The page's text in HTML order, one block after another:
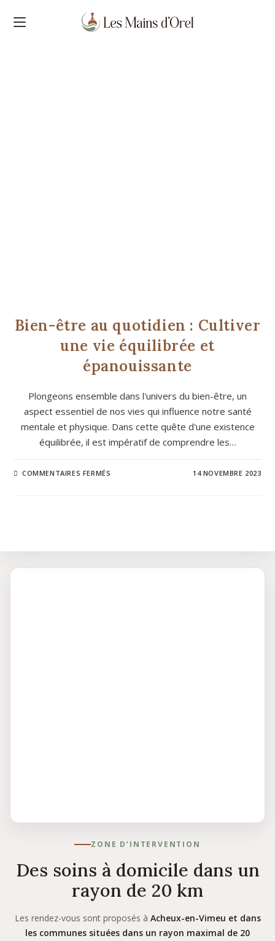
Bien-être au quotidien : Cultiver
une vie équilibrée et
épanouissante
Plongeons ensemble dans l'univers du bien-être, un
aspect essentiel de nos vies qui influence notre santé
mentale et physique. Dans cette quête d'une existence
équilibrée, il est impératif de comprendre les…
COMMENTAIRES FERMÉS 14 NOVEMBRE 2023
ZONE D’INTERVENTION
Des soins à domicile dans un
rayon de 20 km
Les rendez-vous sont proposés à Acheux-en-Vimeu et dans
les communes situées dans un rayon maximal de 20